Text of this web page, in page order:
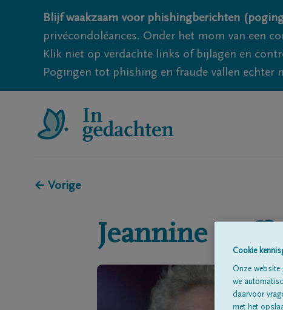
Blijf waakzaam voor phishingberichten
privécondoléances. Onder het mom van een
Klik niet op verdachte links of bijlagen en
Pogingen tot phishing en fraude vallen
← Vorige
Jeannine
Cookie
Onze website
we
daarvoor
met het